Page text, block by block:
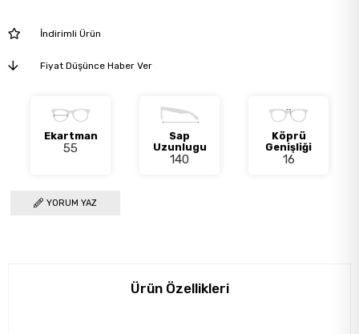
İndirimli Ürün
Fiyat Düşünce Haber Ver
Ekartman
55
Sap
Uzunlugu
140
Köprü
Genişliği
16
YORUM YAZ
Ürün Özellikleri